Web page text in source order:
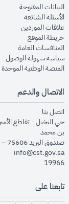
البيانات المفتوحة
الأسئلة الشائعة
علاقات الموردين
خريطة الموقعwindow
المنافسات العامة
سياسة سهولة الوصول
المنصة الوطنية
الاتصال والدعم
اتصل بنا
حي النخيل - تقاطع
بن محمد
صندوق البريد 75606 – الرياض 11588
info@cst.gov.sa
19966
تابعنا على